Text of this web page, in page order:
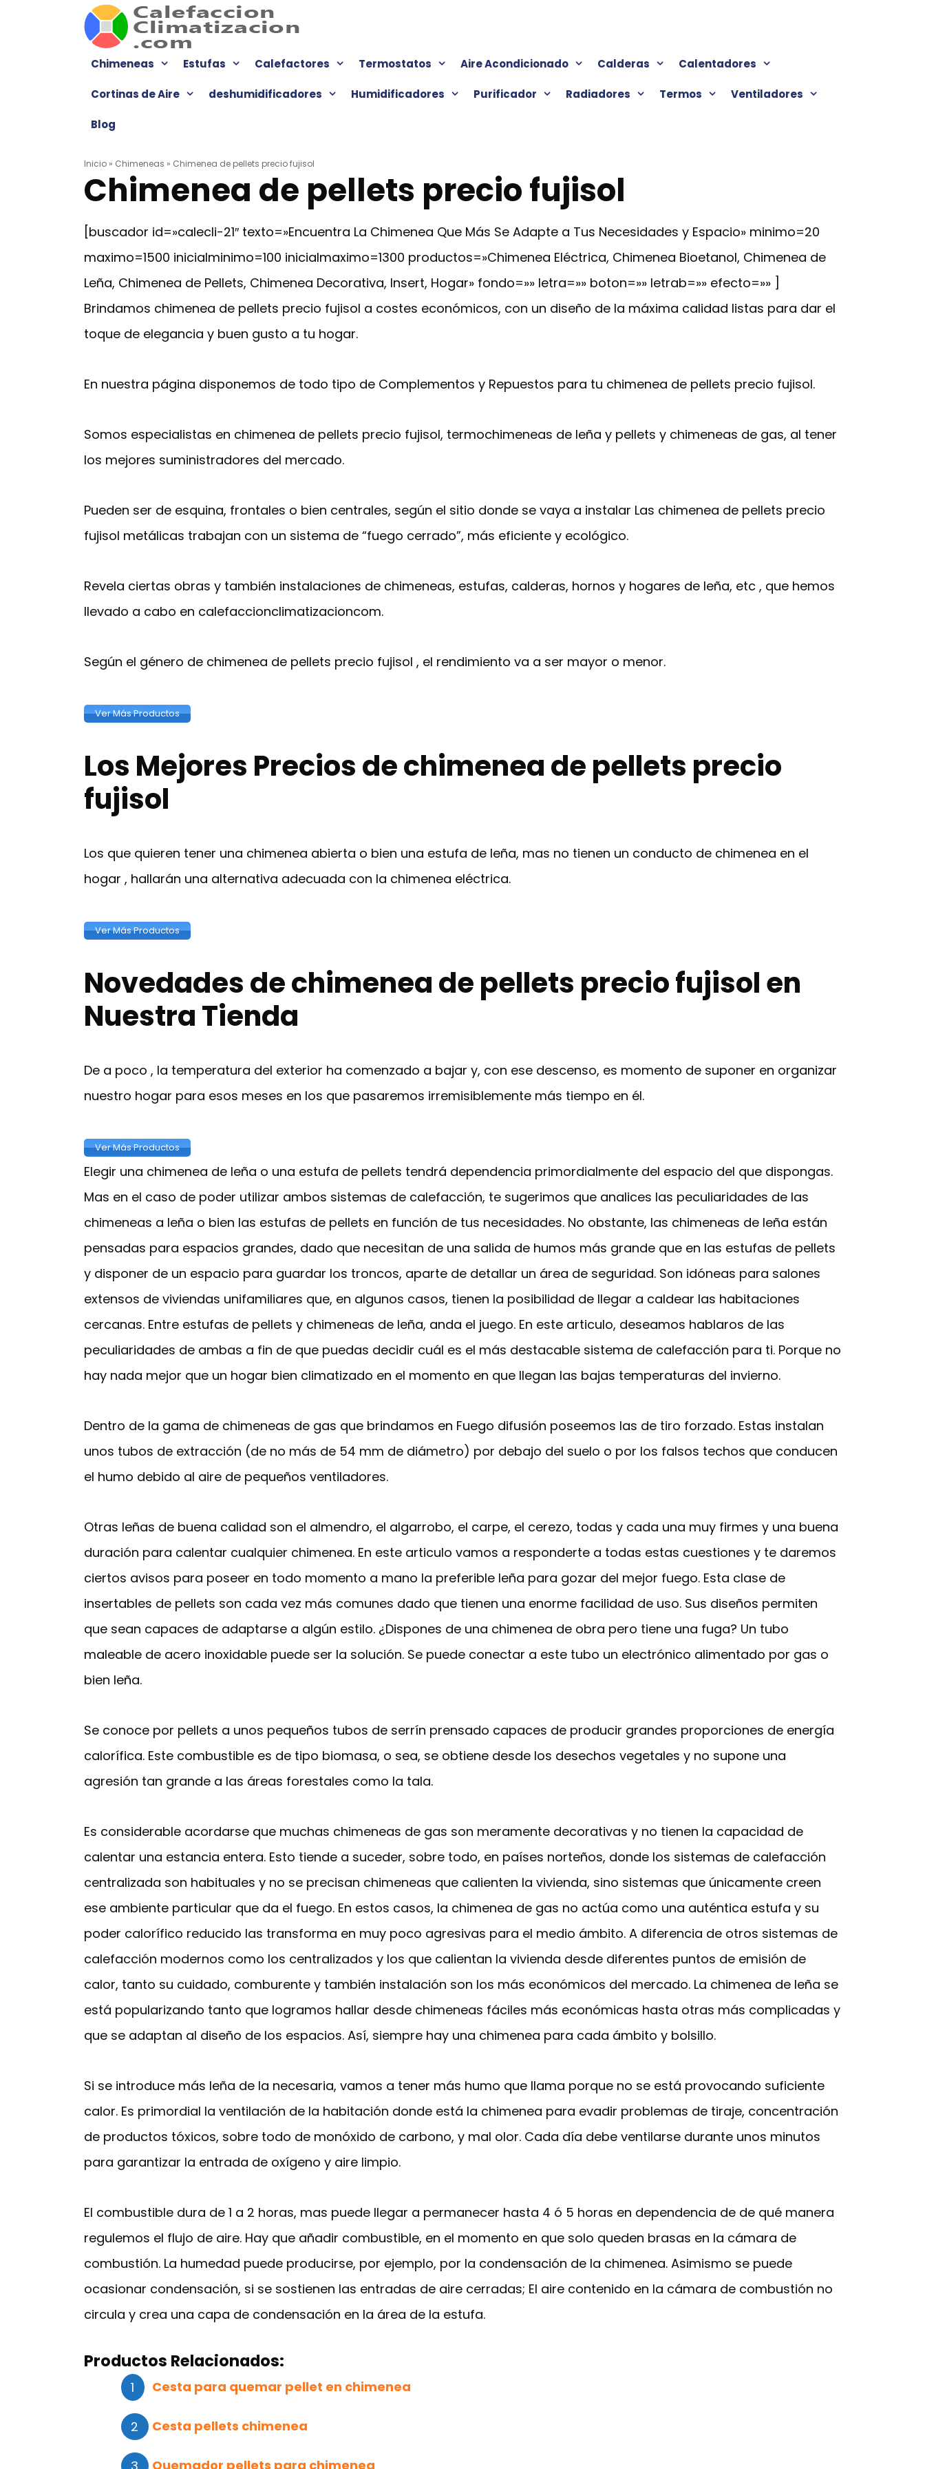
Chimeneas Estufas Calefactores Termostatos Aire Acondicionado Calderas Calentadores
Cortinas de Aire deshumidificadores Humidificadores Purificador Radiadores Termos Ventiladores
Blog
Inicio » Chimeneas » Chimenea de pellets precio fujisol
Chimenea de pellets precio fujisol
[buscador id=»calecli-21″ texto=»Encuentra La Chimenea Que Más Se Adapte a Tus Necesidades y Espacio» minimo=20
maximo=1500 inicialminimo=100 inicialmaximo=1300 productos=»Chimenea Eléctrica, Chimenea Bioetanol, Chimenea de
Leña, Chimenea de Pellets, Chimenea Decorativa, Insert, Hogar» fondo=»» letra=»» boton=»» letrab=»» efecto=»» ]
Brindamos chimenea de pellets precio fujisol a costes económicos, con un diseño de la máxima calidad listas para dar el
toque de elegancia y buen gusto a tu hogar.
En nuestra página disponemos de todo tipo de Complementos y Repuestos para tu chimenea de pellets precio fujisol.
Somos especialistas en chimenea de pellets precio fujisol, termochimeneas de leña y pellets y chimeneas de gas, al tener
los mejores suministradores del mercado.
Pueden ser de esquina, frontales o bien centrales, según el sitio donde se vaya a instalar Las chimenea de pellets precio
fujisol metálicas trabajan con un sistema de “fuego cerrado”, más eficiente y ecológico.
Revela ciertas obras y también instalaciones de chimeneas, estufas, calderas, hornos y hogares de leña, etc , que hemos
llevado a cabo en calefaccionclimatizacioncom.
Según el género de chimenea de pellets precio fujisol , el rendimiento va a ser mayor o menor.
Ver Más Productos
Los Mejores Precios de chimenea de pellets precio
fujisol
Los que quieren tener una chimenea abierta o bien una estufa de leña, mas no tienen un conducto de chimenea en el
hogar , hallarán una alternativa adecuada con la chimenea eléctrica.
Ver Más Productos
Novedades de chimenea de pellets precio fujisol en
Nuestra Tienda
De a poco , la temperatura del exterior ha comenzado a bajar y, con ese descenso, es momento de suponer en organizar
nuestro hogar para esos meses en los que pasaremos irremisiblemente más tiempo en él.
Ver Más Productos
Elegir una chimenea de leña o una estufa de pellets tendrá dependencia primordialmente del espacio del que dispongas.
Mas en el caso de poder utilizar ambos sistemas de calefacción, te sugerimos que analices las peculiaridades de las
chimeneas a leña o bien las estufas de pellets en función de tus necesidades. No obstante, las chimeneas de leña están
pensadas para espacios grandes, dado que necesitan de una salida de humos más grande que en las estufas de pellets
y disponer de un espacio para guardar los troncos, aparte de detallar un área de seguridad. Son idóneas para salones
extensos de viviendas unifamiliares que, en algunos casos, tienen la posibilidad de llegar a caldear las habitaciones
cercanas. Entre estufas de pellets y chimeneas de leña, anda el juego. En este articulo, deseamos hablaros de las
peculiaridades de ambas a fin de que puedas decidir cuál es el más destacable sistema de calefacción para ti. Porque no
hay nada mejor que un hogar bien climatizado en el momento en que llegan las bajas temperaturas del invierno.
Dentro de la gama de chimeneas de gas que brindamos en Fuego difusión poseemos las de tiro forzado. Estas instalan
unos tubos de extracción (de no más de 54 mm de diámetro) por debajo del suelo o por los falsos techos que conducen
el humo debido al aire de pequeños ventiladores.
Otras leñas de buena calidad son el almendro, el algarrobo, el carpe, el cerezo, todas y cada una muy firmes y una buena
duración para calentar cualquier chimenea. En este articulo vamos a responderte a todas estas cuestiones y te daremos
ciertos avisos para poseer en todo momento a mano la preferible leña para gozar del mejor fuego. Esta clase de
insertables de pellets son cada vez más comunes dado que tienen una enorme facilidad de uso. Sus diseños permiten
que sean capaces de adaptarse a algún estilo. ¿Dispones de una chimenea de obra pero tiene una fuga? Un tubo
maleable de acero inoxidable puede ser la solución. Se puede conectar a este tubo un electrónico alimentado por gas o
bien leña.
Se conoce por pellets a unos pequeños tubos de serrín prensado capaces de producir grandes proporciones de energía
calorífica. Este combustible es de tipo biomasa, o sea, se obtiene desde los desechos vegetales y no supone una
agresión tan grande a las áreas forestales como la tala.
Es considerable acordarse que muchas chimeneas de gas son meramente decorativas y no tienen la capacidad de
calentar una estancia entera. Esto tiende a suceder, sobre todo, en países norteños, donde los sistemas de calefacción
centralizada son habituales y no se precisan chimeneas que calienten la vivienda, sino sistemas que únicamente creen
ese ambiente particular que da el fuego. En estos casos, la chimenea de gas no actúa como una auténtica estufa y su
poder calorífico reducido las transforma en muy poco agresivas para el medio ámbito. A diferencia de otros sistemas de
calefacción modernos como los centralizados y los que calientan la vivienda desde diferentes puntos de emisión de
calor, tanto su cuidado, comburente y también instalación son los más económicos del mercado. La chimenea de leña se
está popularizando tanto que logramos hallar desde chimeneas fáciles más económicas hasta otras más complicadas y
que se adaptan al diseño de los espacios. Así, siempre hay una chimenea para cada ámbito y bolsillo.
Si se introduce más leña de la necesaria, vamos a tener más humo que llama porque no se está provocando suficiente
calor. Es primordial la ventilación de la habitación donde está la chimenea para evadir problemas de tiraje, concentración
de productos tóxicos, sobre todo de monóxido de carbono, y mal olor. Cada día debe ventilarse durante unos minutos
para garantizar la entrada de oxígeno y aire limpio.
El combustible dura de 1 a 2 horas, mas puede llegar a permanecer hasta 4 ó 5 horas en dependencia de de qué manera
regulemos el flujo de aire. Hay que añadir combustible, en el momento en que solo queden brasas en la cámara de
combustión. La humedad puede producirse, por ejemplo, por la condensación de la chimenea. Asimismo se puede
ocasionar condensación, si se sostienen las entradas de aire cerradas; El aire contenido en la cámara de combustión no
circula y crea una capa de condensación en la área de la estufa.
Productos Relacionados:
Cesta para quemar pellet en chimenea
Cesta pellets chimenea
Quemador pellets para chimenea